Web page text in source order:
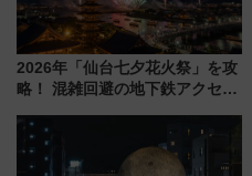
2026年「仙台七夕花火祭」を攻
略！ 混雑回避の地下鉄アクセス
火前に楽しむ仙台観光ルートま
で解説！